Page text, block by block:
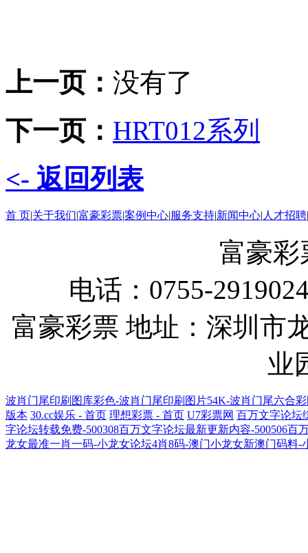
上一页： 没有了
下一页： HRT012系列
<- 返回列表
首 页|关于我们|富豪彩票|案例中心|服务支持|新闻中心| 人才招聘|
富豪
电话：0755-
富豪彩票 地址：深圳市
业
波肖门尾印刷图库彩色-波肖门尾印刷图片54K-波肖门尾六合
版本 30.cc娱乐 - 首页 理想彩票 - 首页 U7彩票网 百万文字论坛
字论坛转载免费-500308百万文字论坛最新更新内容-500506百
龙女最准一肖一码-小龙女论坛4肖8码-澳门小龙女新澳门码料-